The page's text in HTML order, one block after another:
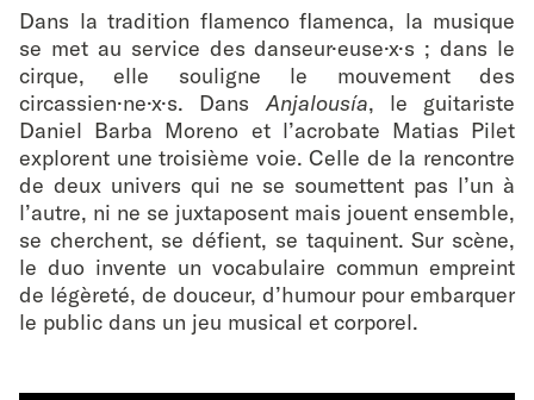
Dans la tradition flamenco flamenca, la musique
se met au service des danseur·euse·x·s ; dans le
cirque, elle souligne le mouvement des
circassien·ne·x·s. Dans Anjalousía, le guitariste
Daniel Barba Moreno et l’acrobate Matias Pilet
explorent une troisième voie. Celle de la rencontre
de deux univers qui ne se soumettent pas l’un à
l’autre, ni ne se juxtaposent mais jouent ensemble,
se cherchent, se défient, se taquinent. Sur scène,
le duo invente un vocabulaire commun empreint
de légèreté, de douceur, d’humour pour embarquer
le public dans un jeu musical et corporel.